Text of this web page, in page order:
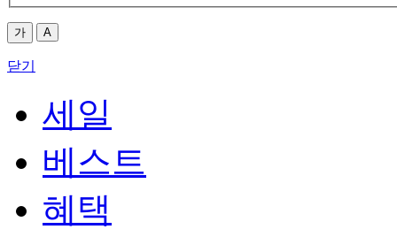
가 A
닫기
세일
베스트
혜택